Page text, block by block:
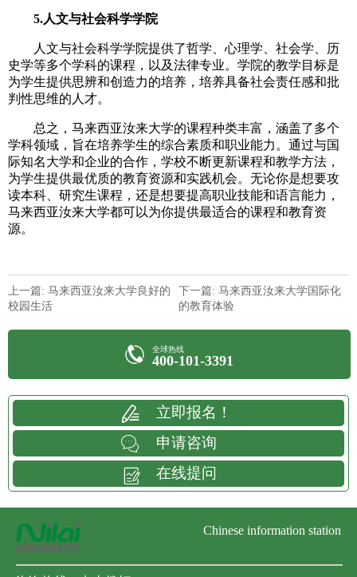
5.人文与社会科学学院
人文与社会科学学院提供了哲学、心理学、社会学、历
史学等多个学科的课程，以及法律专业。学院的教学目标是
为学生提供思辨和创造力的培养，培养具备社会责任感和批
判性思维的人才。
总之，马来西亚汝来大学的课程种类丰富，涵盖了多个
学科领域，旨在培养学生的综合素质和职业能力。通过与国
际知名大学和企业的合作，学校不断更新课程和教学方法，
为学生提供最优质的教育资源和实践机会。无论你是想要攻
读本科、研究生课程，还是想要提高职业技能和语言能力，
马来西亚汝来大学都可以为你提供最适合的课程和教育资
源。
上一篇: 马来西亚汝来大学良好的
校园生活
下一篇: 马来西亚汝来大学国际化
的教育体验
全球热线
400-101-3391
立即报名！
申请咨询
在线提问
Chinese information station